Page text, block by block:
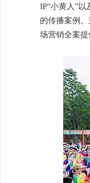
IP“小黄人”
的传播案例
场营销全案提